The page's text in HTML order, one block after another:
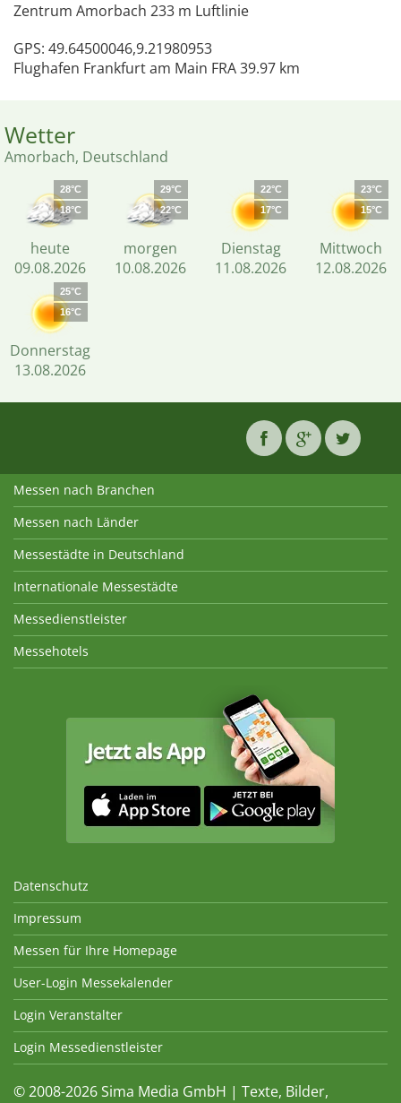
Zentrum Amorbach 233 m Luftlinie
GPS: 49.64500046,9.21980953
Flughafen Frankfurt am Main FRA 39.97 km
Wetter
Amorbach, Deutschland
28°C
18°C
heute
09.08.2026
29°C
22°C
morgen
10.08.2026
22°C
17°C
Dienstag
11.08.2026
23°C
15°C
Mittwoch
12.08.2026
25°C
16°C
Donnerstag
13.08.2026
Messen nach Branchen
Messen nach Länder
Messestädte in Deutschland
Internationale Messestädte
Messedienstleister
Messehotels
Datenschutz
Impressum
Messen für Ihre Homepage
User-Login Messekalender
Login Veranstalter
Login Messedienstleister
© 2008-2026 Sima Media GmbH | Texte, Bilder,